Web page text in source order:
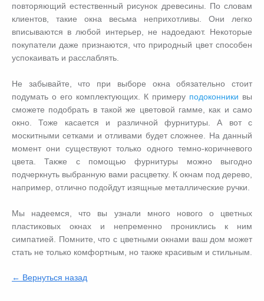
повторяющий естественный рисунок древесины. По словам
клиентов, такие окна весьма неприхотливы. Они легко
вписываются в любой интерьер, не надоедают. Некоторые
покупатели даже признаются, что природный цвет способен
успокаивать и расслаблять.
Не забывайте, что при выборе окна обязательно стоит
подумать о его комплектующих. К примеру подоконники вы
сможете подобрать в такой же цветовой гамме, как и само
окно. Тоже касается и различной фурнитуры. А вот с
москитными сетками и отливами будет сложнее. На данный
момент они существуют только одного темно-коричневого
цвета. Также с помощью фурнитуры можно выгодно
подчеркнуть выбранную вами расцветку. К окнам под дерево,
например, отлично подойдут изящные металлические ручки.
Мы надеемся, что вы узнали много нового о цветных
пластиковых окнах и непременно прониклись к ним
симпатией. Помните, что с цветными окнами ваш дом может
стать не только комфортным, но также красивым и стильным.
← Вернуться назад